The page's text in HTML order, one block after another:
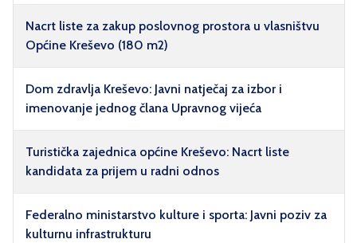
Nacrt liste za zakup poslovnog prostora u vlasništvu
Općine Kreševo (180 m2)
Dom zdravlja Kreševo: Javni natječaj za izbor i
imenovanje jednog člana Upravnog vijeća
Turistička zajednica općine Kreševo: Nacrt liste
kandidata za prijem u radni odnos
Federalno ministarstvo kulture i sporta: Javni poziv za
kulturnu infrastrukturu